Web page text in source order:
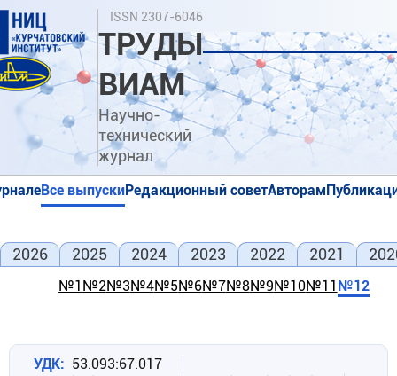
Перейти
основному
содержанию
ISSN 2307-6046
ТРУДЫ
ВИАМ
Научно-
технический
журнал
Поиск
Все выпускиРедакционный советАвторам
2026 2025 2024 2023 2022 2021
№1 №2№3№4№5№6№7№8№9№10№11 №12
УДК
53.093:67.017